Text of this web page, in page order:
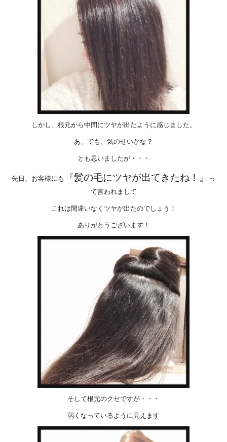
しかし、根元から中間にツヤが出たように感じました。
あ、でも、気のせいかな？
とも思いましたが・・・
先日、お客様にも 『髪の毛にツヤが出てきたね！』
っ
て言われまして
これは間違いなくツヤが出たのでしょう！
ありがとうございます！
そして根元のクセですが・・・
弱くなっているように見えます